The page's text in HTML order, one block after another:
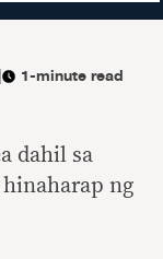
1-minute read
dahil sa
ng